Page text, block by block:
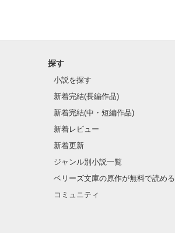
探す
小説を探す
新着完結(長編作品)
新着完結(中・短編作品)
新着レビュー
新着更新
ジャンル別小説一覧
ベリーズ文庫の原作が無料で読める
コミュニティ